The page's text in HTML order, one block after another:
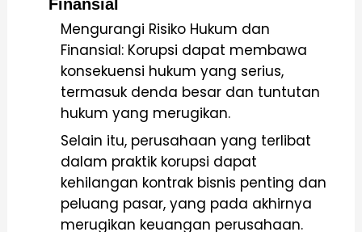
Finansial
Mengurangi Risiko Hukum dan
Finansial: Korupsi dapat membawa
konsekuensi hukum yang serius,
termasuk denda besar dan tuntutan
hukum yang merugikan.
Selain itu, perusahaan yang terlibat
dalam praktik korupsi dapat
kehilangan kontrak bisnis penting dan
peluang pasar, yang pada akhirnya
merugikan keuangan perusahaan.